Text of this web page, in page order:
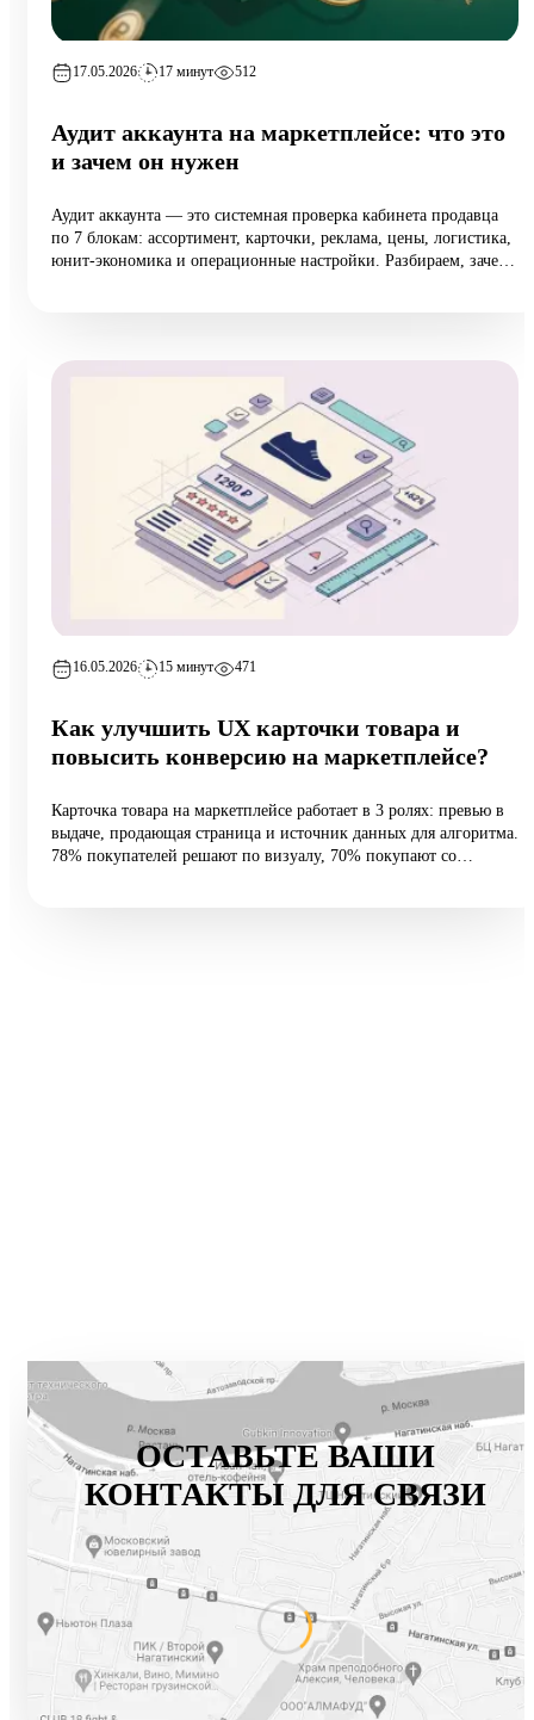
17.05.2026 17 минут 512
Аудит аккаунта на маркетплейсе: что это
и зачем он нужен
Аудит аккаунта — это системная проверка кабинета продавца
по 7 блокам: ассортимент, карточки, реклама, цены, логистика,
юнит-экономика и операционные настройки. Разбираем, зачем
оборота на 12%.
16.05.2026 15 минут 471
Как улучшить UX карточки товара и
повысить конверсию на маркетплейсе?
Карточка товара на маркетплейсе работает в 3 ролях: превью в
выдаче, продающая страница и источник данных для алгоритма.
78% покупателей решают по визуалу, 70% покупают со
ОСТАВЬТЕ ВАШИ
КОНТАКТЫ ДЛЯ СВЯЗИ